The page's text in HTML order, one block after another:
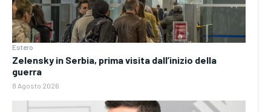
Estero
Zelensky in Serbia, prima visita dall’inizio della
guerra
8 Agosto 2026